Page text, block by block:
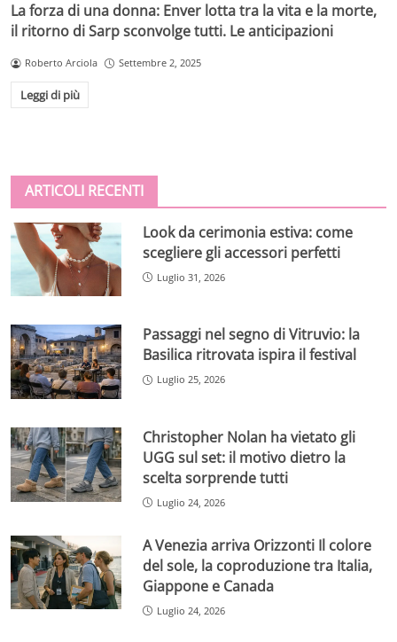
La forza di una donna: Enver lotta tra la vita e la morte,
il ritorno di Sarp sconvolge tutti. Le anticipazioni
Roberto Arciola Settembre 2, 2025
Leggi di più
ARTICOLI RECENTI
Look da cerimonia estiva: come
scegliere gli accessori perfetti
Luglio 31, 2026
Passaggi nel segno di Vitruvio: la
Basilica ritrovata ispira il festival
Luglio 25, 2026
Christopher Nolan ha vietato gli
UGG sul set: il motivo dietro la
scelta sorprende tutti
Luglio 24, 2026
A Venezia arriva Orizzonti Il colore
del sole, la coproduzione tra Italia,
Giappone e Canada
Luglio 24, 2026